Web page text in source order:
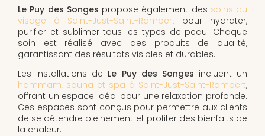
Le Puy des Songes propose également des soins du
visage à Saint-Just-Saint-Rambert pour hydrater,
purifier et sublimer tous les types de peau. Chaque
soin est réalisé avec des produits de qualité,
garantissant des résultats visibles et durables.
Les installations de Le Puy des Songes incluent un
hammam, sauna et spa à Saint-Just-Saint-Rambert,
offrant un espace idéal pour une relaxation profonde.
Ces espaces sont conçus pour permettre aux clients
de se détendre pleinement et profiter des bienfaits de
la chaleur.